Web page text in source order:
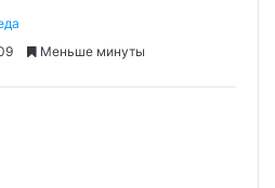
Меньше минуты